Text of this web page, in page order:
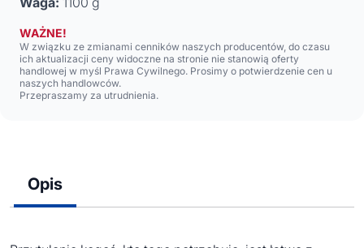
WAŻNE!
W związku ze zmianami cenników naszych producentów, do czasu
ich aktualizacji ceny widoczne na stronie nie stanowią oferty
handlowej w myśl Prawa Cywilnego. Prosimy o potwierdzenie cen u
naszych handlowców.
Przepraszamy za utrudnienia.
Opis